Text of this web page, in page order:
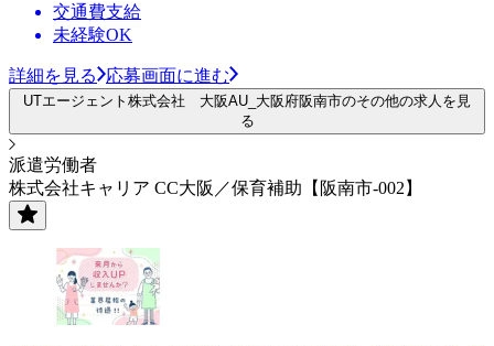
交通費支給
未経験OK
詳細を見る 応募画面に進む
UTエージェント株式会社 大阪AU_大阪府阪南市のその他の求人を見
る
派遣労働者
株式会社キャリア CC大阪／保育補助【阪南市-002】